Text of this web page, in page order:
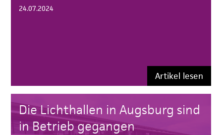
24.07.2024
Artikel lesen
Die Lichthallen in Augsburg sind
in Betrieb gegangen